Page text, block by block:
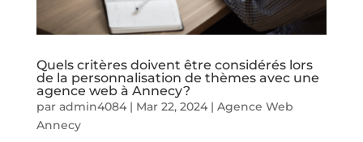
Quels critères doivent être considérés lors
de la personnalisation de thèmes avec une
agence web à Annecy?
par admin4084| Mar 22, 2024| Agence Web
Annecy